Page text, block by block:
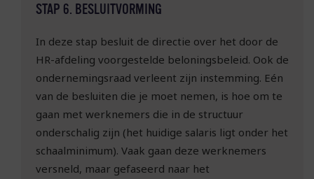
STAP 6. BESLUITVORMING
In deze stap besluit de directie over het door de
HR-afdeling voorgestelde beloningsbeleid. Ook de
ondernemingsraad verleent zijn instemming. Eén
van de besluiten die je moet nemen, is hoe om te
gaan met werknemers die in de structuur
onderschalig zijn (het huidige salaris ligt onder het
schaalminimum). Vaak gaan deze werknemers
versneld, maar gefaseerd naar het